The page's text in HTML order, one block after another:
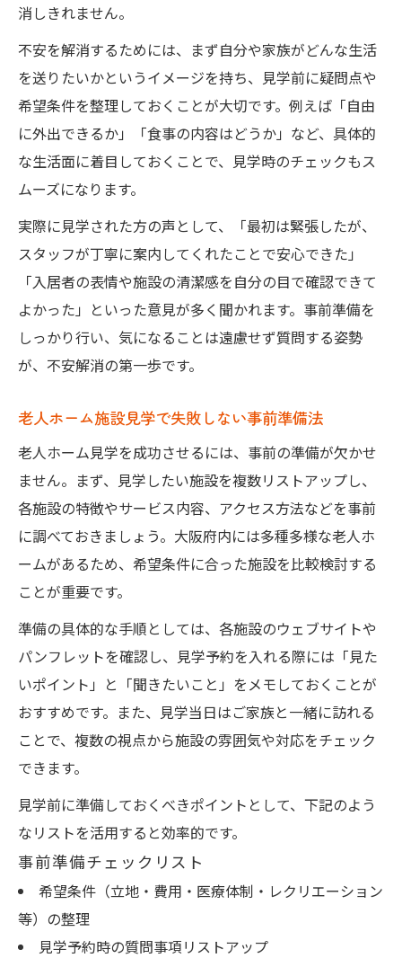
消しきれません。
不安を解消するためには、まず自分や家族がどんな生活
を送りたいかというイメージを持ち、見学前に疑問点や
希望条件を整理しておくことが大切です。例えば「自由
に外出できるか」「食事の内容はどうか」など、具体的
な生活面に着目しておくことで、見学時のチェックもス
ムーズになります。
実際に見学された方の声として、「最初は緊張したが、
スタッフが丁寧に案内してくれたことで安心できた」
「入居者の表情や施設の清潔感を自分の目で確認できて
よかった」といった意見が多く聞かれます。事前準備を
しっかり行い、気になることは遠慮せず質問する姿勢
が、不安解消の第一歩です。
老人ホーム施設見学で失敗しない事前準備法
老人ホーム見学を成功させるには、事前の準備が欠かせ
ません。まず、見学したい施設を複数リストアップし、
各施設の特徴やサービス内容、アクセス方法などを事前
に調べておきましょう。大阪府内には多種多様な老人ホ
ームがあるため、希望条件に合った施設を比較検討する
ことが重要です。
準備の具体的な手順としては、各施設のウェブサイトや
パンフレットを確認し、見学予約を入れる際には「見た
いポイント」と「聞きたいこと」をメモしておくことが
おすすめです。また、見学当日はご家族と一緒に訪れる
ことで、複数の視点から施設の雰囲気や対応をチェック
できます。
見学前に準備しておくべきポイントとして、下記のよう
なリストを活用すると効率的です。
事前準備チェックリスト
希望条件（立地・費用・医療体制・レクリエーション
等）の整理
見学予約時の質問事項リストアップ